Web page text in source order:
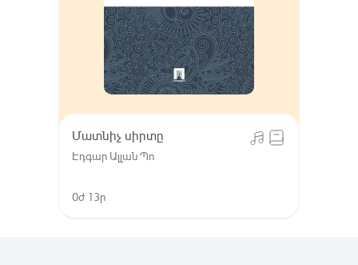
Մատնիչ սիրտը
Էդգար Ալլան Պո
0ժ 13ր